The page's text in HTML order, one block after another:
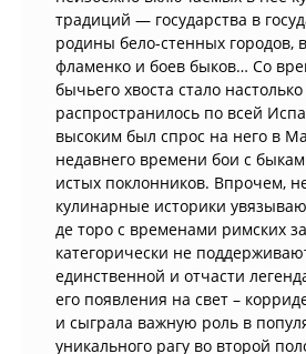
традиций — государства в
родины бело-стенных городов,
фламенко и боев быков… Со
бычьего хвоста стало
распространилось по всей
высоким был спрос на него в
недавнего времени бои с
истых поклонников. Впрочем,
кулинарные историки
де торо с временами римских
категорически не
единственной и отчасти
его появления на свет –
и сыграла важную роль в
уникального рагу во второй